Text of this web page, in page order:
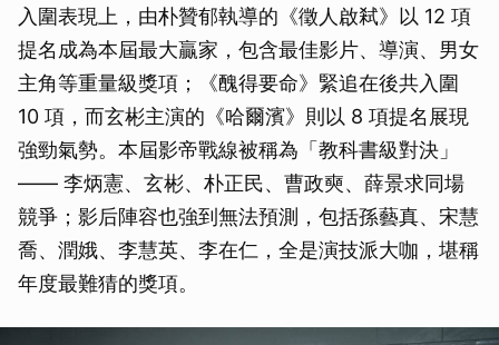
入圍表現上，由朴贊郁執導的《徵人啟弒》以 12 項
提名成為本屆最大贏家，包含最佳影片、導演、男女
主角等重量級獎項；《醜得要命》緊追在後共入圍
10 項，而玄彬主演的《哈爾濱》則以 8 項提名展現
強勁氣勢。本屆影帝戰線被稱為「教科書級對決」
—— 李炳憲、玄彬、朴正民、曹政奭、薛景求同場
競爭；影后陣容也強到無法預測，包括孫藝真、宋慧
喬、潤娥、李慧英、李在仁，全是演技派大咖，堪稱
年度最難猜的獎項。